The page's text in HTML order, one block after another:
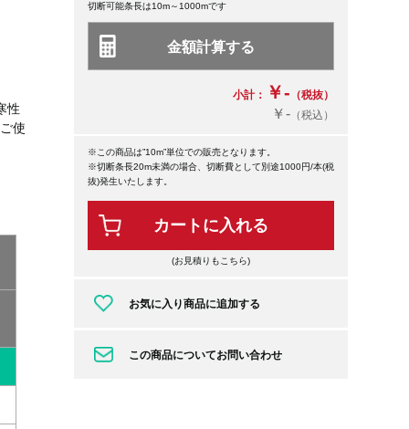
性
使
切断可能条長は10m～1000mです
小計： ￥- （税抜）
￥-（税込）
※この商品は”10m”単位での販売となります。
※切断条長20m未満の場合、切断費として別途1000円/本(税
抜)発生いたします。
カートに入れる
(お見積りもこちら)
お気に入り商品に追加する
この商品についてお問い合わせ